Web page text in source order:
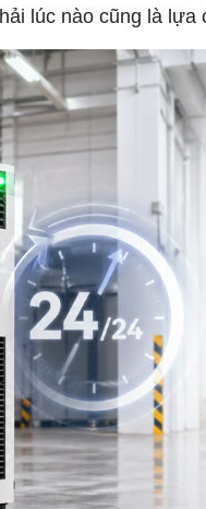
lúc nào cũng là lựa